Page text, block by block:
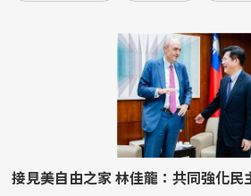
接見美自由之家 林佳龍：共同強化民